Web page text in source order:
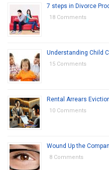
7 steps in Divorce
18 Comments
Understanding Child
15 Comments
Rental Arrears
10 Comments
Wound Up the
8 Comments